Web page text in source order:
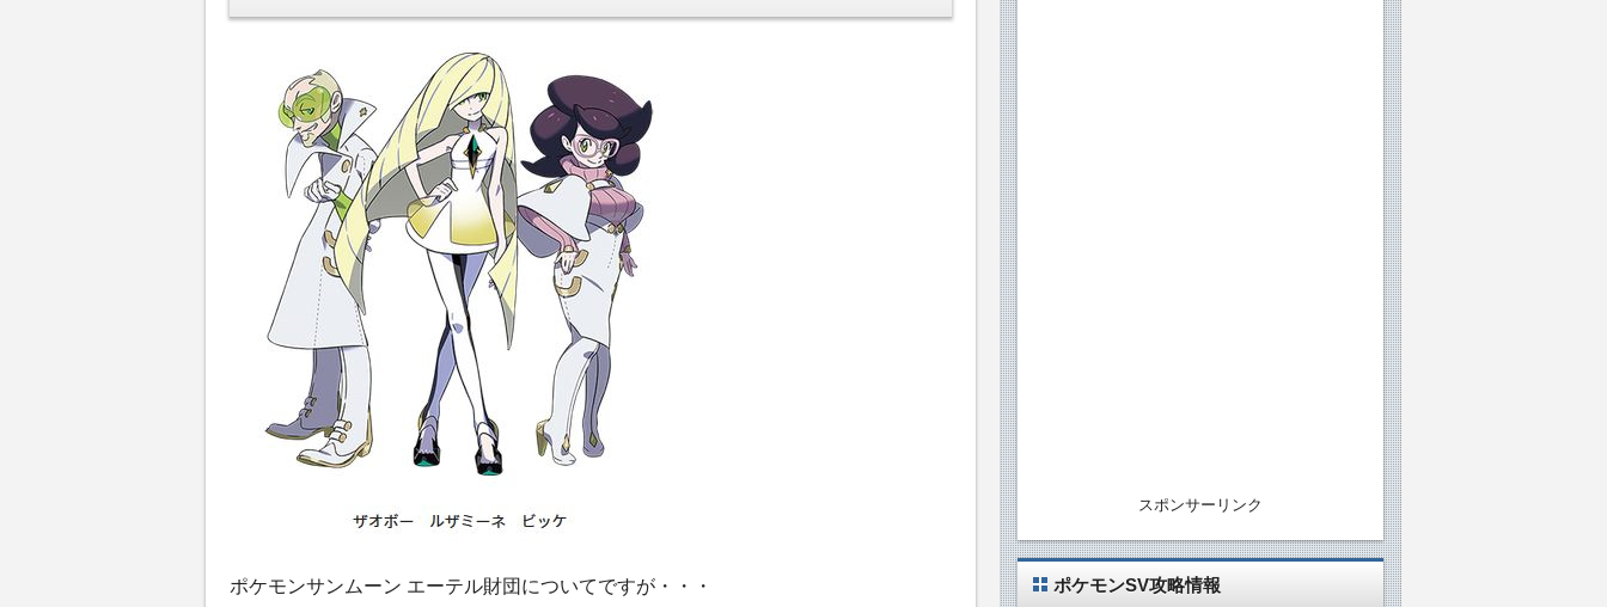
ポケモンサンムーン エーテル財団についてですが・・・
スポンサーリンク
ポケモンSV攻略情報